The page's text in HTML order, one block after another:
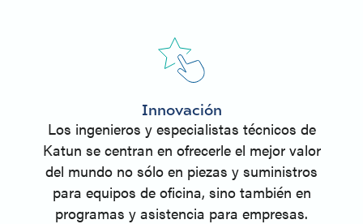
Innovación
Los ingenieros y especialistas técnicos de
Katun se centran en ofrecerle el mejor valor
del mundo no sólo en piezas y suministros
para equipos de oficina, sino también en
programas y asistencia para empresas.